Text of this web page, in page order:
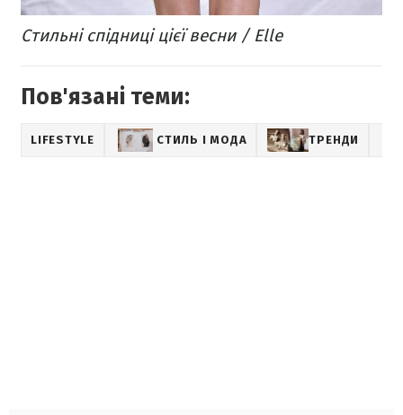
Стильні спідниці цієї весни / Elle
Пов'язані теми:
LIFESTYLE СТИЛЬ І МОДА ТРЕНДИ